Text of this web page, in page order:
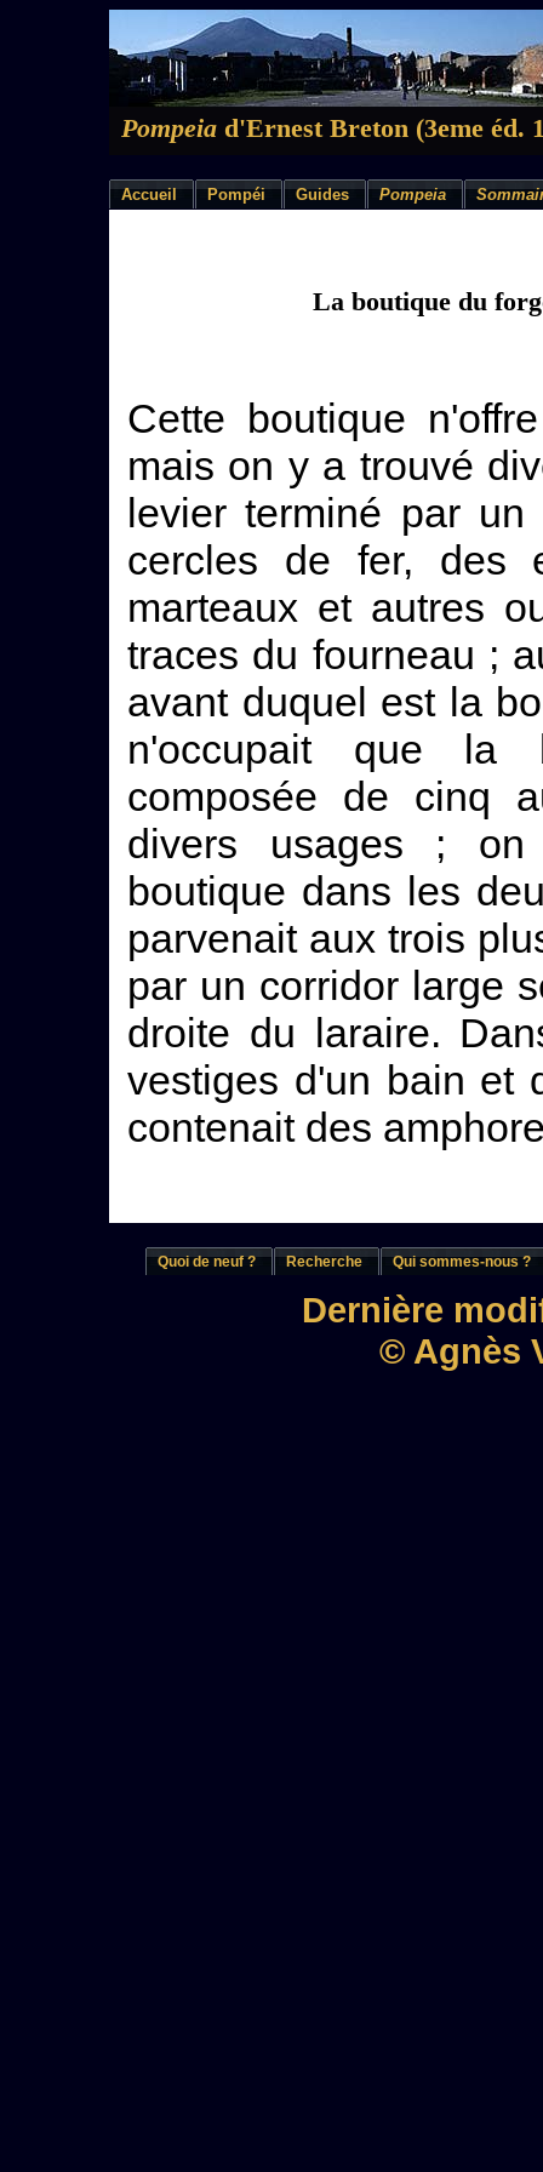
Pompeia d'Ernest Breton (3eme éd.
Accueil Pompéi Guides Pompeia
La boutique du
Cette boutique
mais on y a trouvé
levier terminé par
cercles de fer, des
marteaux et autres
traces du fourneau ;
avant duquel est la
n'occupait que la
composée de cinq
divers usages ; on
boutique dans les
parvenait aux trois
par un corridor large
droite du laraire.
vestiges d'un bain et
contenait des
Quoi de neuf ? Recherche Qui sommes-nous ?
Dernière
© Agnès